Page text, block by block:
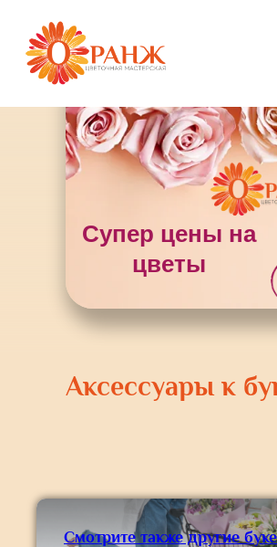
Супер цены на
цветы
Аксессуары к
Смотрите также другие